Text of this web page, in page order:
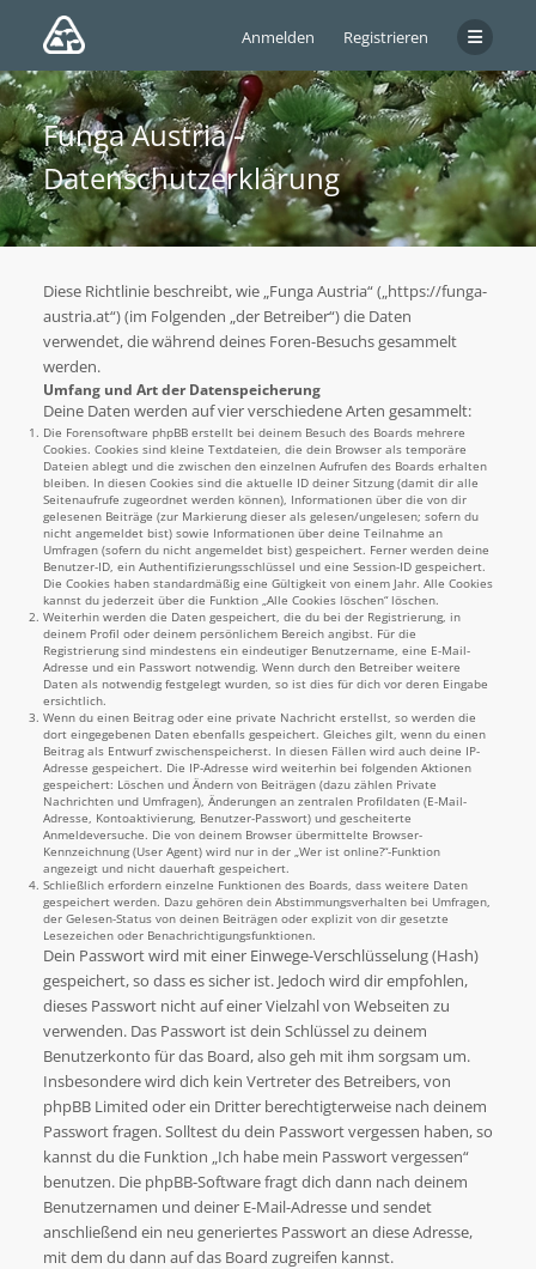
Anmelden Registrieren
Funga Austria -
Datenschutzerklärung
Diese Richtlinie beschreibt, wie „Funga Austria“ („https://funga-
austria.at“) (im Folgenden „der Betreiber“) die Daten
verwendet, die während deines Foren-Besuchs gesammelt
werden.
Umfang und Art der Datenspeicherung
Deine Daten werden auf vier verschiedene Arten gesammelt:
Die Forensoftware phpBB erstellt bei deinem Besuch des Boards mehrere
Cookies. Cookies sind kleine Textdateien, die dein Browser als temporäre
Dateien ablegt und die zwischen den einzelnen Aufrufen des Boards erhalten
bleiben. In diesen Cookies sind die aktuelle ID deiner Sitzung (damit dir alle
Seitenaufrufe zugeordnet werden können), Informationen über die von dir
gelesenen Beiträge (zur Markierung dieser als gelesen/ungelesen; sofern du
nicht angemeldet bist) sowie Informationen über deine Teilnahme an
Umfragen (sofern du nicht angemeldet bist) gespeichert. Ferner werden deine
Benutzer-ID, ein Authentifizierungsschlüssel und eine Session-ID gespeichert.
Die Cookies haben standardmäßig eine Gültigkeit von einem Jahr. Alle Cookies
kannst du jederzeit über die Funktion „Alle Cookies löschen“ löschen.
Weiterhin werden die Daten gespeichert, die du bei der Registrierung, in
deinem Profil oder deinem persönlichem Bereich angibst. Für die
Registrierung sind mindestens ein eindeutiger Benutzername, eine E-Mail-
Adresse und ein Passwort notwendig. Wenn durch den Betreiber weitere
Daten als notwendig festgelegt wurden, so ist dies für dich vor deren Eingabe
ersichtlich.
Wenn du einen Beitrag oder eine private Nachricht erstellst, so werden die
dort eingegebenen Daten ebenfalls gespeichert. Gleiches gilt, wenn du einen
Beitrag als Entwurf zwischenspeicherst. In diesen Fällen wird auch deine IP-
Adresse gespeichert. Die IP-Adresse wird weiterhin bei folgenden Aktionen
gespeichert: Löschen und Ändern von Beiträgen (dazu zählen Private
Nachrichten und Umfragen), Änderungen an zentralen Profildaten (E-Mail-
Adresse, Kontoaktivierung, Benutzer-Passwort) und gescheiterte
Anmeldeversuche. Die von deinem Browser übermittelte Browser-
Kennzeichnung (User Agent) wird nur in der „Wer ist online?“-Funktion
angezeigt und nicht dauerhaft gespeichert.
Schließlich erfordern einzelne Funktionen des Boards, dass weitere Daten
gespeichert werden. Dazu gehören dein Abstimmungsverhalten bei Umfragen,
der Gelesen-Status von deinen Beiträgen oder explizit von dir gesetzte
Lesezeichen oder Benachrichtigungsfunktionen.
Dein Passwort wird mit einer Einwege-Verschlüsselung (Hash)
gespeichert, so dass es sicher ist. Jedoch wird dir empfohlen,
dieses Passwort nicht auf einer Vielzahl von Webseiten zu
verwenden. Das Passwort ist dein Schlüssel zu deinem
Benutzerkonto für das Board, also geh mit ihm sorgsam um.
Insbesondere wird dich kein Vertreter des Betreibers, von
phpBB Limited oder ein Dritter berechtigterweise nach deinem
Passwort fragen. Solltest du dein Passwort vergessen haben, so
kannst du die Funktion „Ich habe mein Passwort vergessen“
benutzen. Die phpBB-Software fragt dich dann nach deinem
Benutzernamen und deiner E-Mail-Adresse und sendet
anschließend ein neu generiertes Passwort an diese Adresse,
mit dem du dann auf das Board zugreifen kannst.